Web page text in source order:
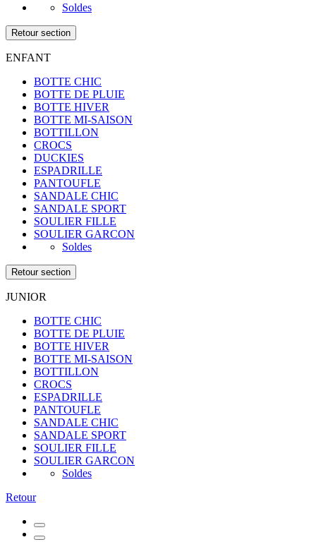
Soldes
Retour section
ENFANT
BOTTE CHIC
BOTTE DE PLUIE
BOTTE HIVER
BOTTE MI-SAISON
BOTTILLON
CROCS
DUCKIES
ESPADRILLE
PANTOUFLE
SANDALE CHIC
SANDALE SPORT
SOULIER FILLE
SOULIER GARCON
Soldes
Retour section
JUNIOR
BOTTE CHIC
BOTTE DE PLUIE
BOTTE HIVER
BOTTE MI-SAISON
BOTTILLON
CROCS
ESPADRILLE
PANTOUFLE
SANDALE CHIC
SANDALE SPORT
SOULIER FILLE
SOULIER GARCON
Soldes
Retour